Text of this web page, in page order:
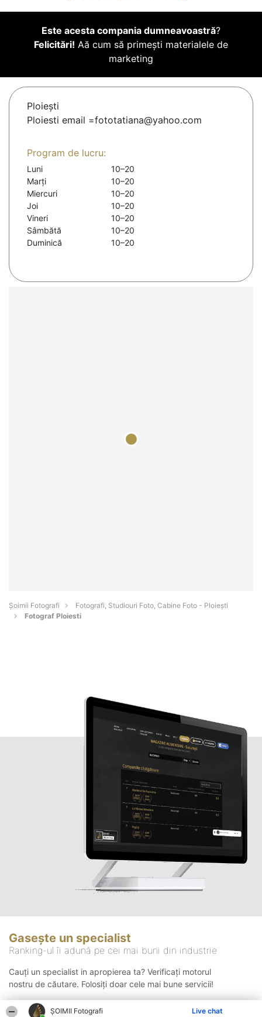
ȘOIMII Fotografi Live chat
Este acesta compania dumneavoastră?
Felicitări! Aă cum să primești materialele de
marketing
Ploieşti
Ploiesti email =fototatiana@yahoo.com
Program de lucru:
Luni
10–20
Marți
10–20
Miercuri
10–20
Joi
10–20
Vineri
10–20
Sâmbătă
10–20
Duminică
10–20
Șoimii Fotografi
Fotografi, Studiouri Foto, Cabine Foto - Ploieşti
Fotograf Ploiesti
Gasește un specialist
Ranking-ul îi adună pe cei mai buni din industrie
Cauți un specialist in apropierea ta? Verificați motorul
nostru de căutare. Folosiți doar cele mai bune servicii!